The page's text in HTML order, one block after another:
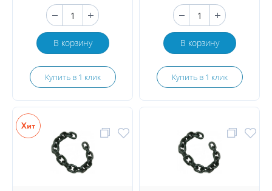
В корзину
Купить в 1 клик
В корзину
Купить в 1 клик